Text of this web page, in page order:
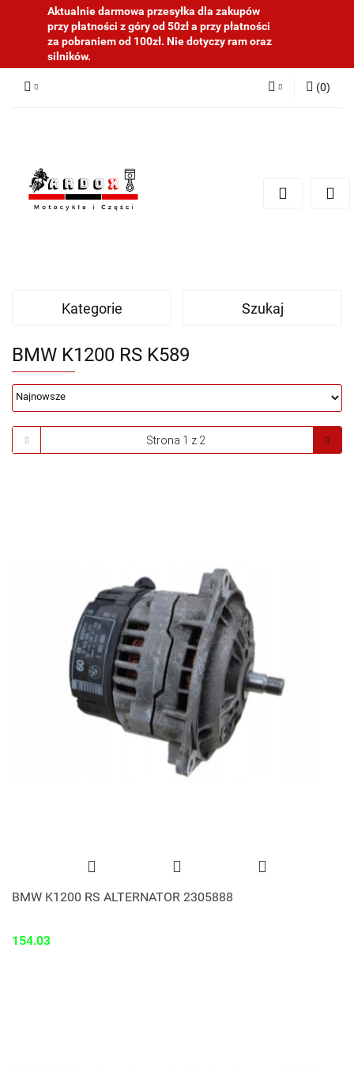
Aktualnie darmowa przesyłka dla zakupów
przy płatności z góry od 50zł a przy płatności
za pobraniem od 100zł. Nie dotyczy ram oraz
silników.
(0)
Kategorie Szukaj
BMW K1200 RS K589
BMW K1200 RS ALTERNATOR 2305888
154.03